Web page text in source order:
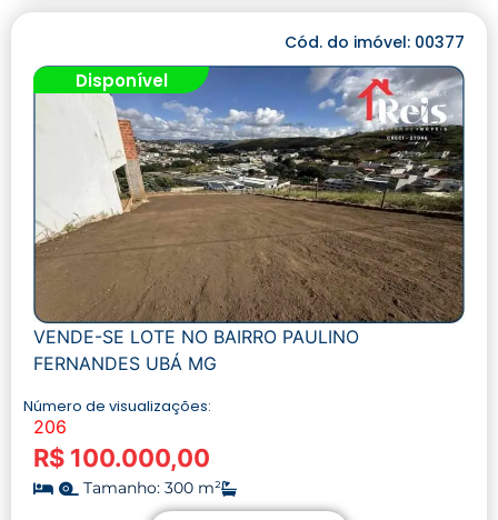
Cód. do imóvel: 00377
Disponível
VENDE-SE LOTE NO BAIRRO PAULINO
FERNANDES UBÁ MG
Número de visualizações:
206
R$ 100.000,00
Tamanho: 300 m²